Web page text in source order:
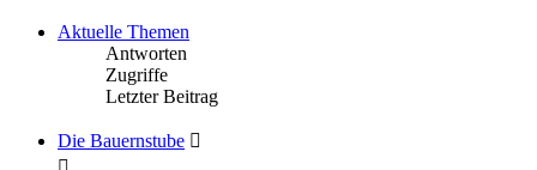
Aktuelle Themen
Antworten
Zugriffe
Letzter Beitrag
Die Bauernstube